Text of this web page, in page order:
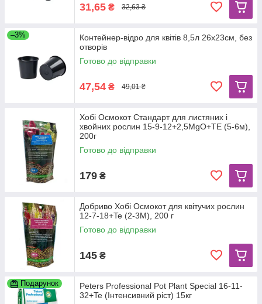
31,65 ₴ 32,63 ₴
–3%
Контейнер-відро для квітів 8,5л 26х23см, без
отворів
Готово до відправки
47,54 ₴ 49,01 ₴
Хобі Осмокот Стандарт для листяних і
хвойних рослин 15-9-12+2,5MgO+TE (5-6м),
200г
Готово до відправки
179 ₴
Добриво Хобі Осмокот для квітучих рослин
12-7-18+Te (2-3M), 200 г
Готово до відправки
145 ₴
Подарунок
Peters Professional Pot Plant Special 16-11-
32+Te (Інтенсивний ріст) 15кг